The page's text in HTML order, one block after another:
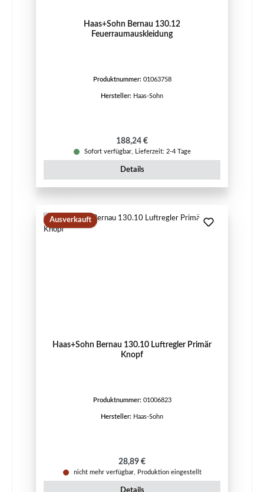
Haas+Sohn Bernau 130.12
Feuerraumauskleidung
Produktnummer: 01063758
Hersteller: Haas-Sohn
Regulärer Preis:
188,24 €
Sofort verfügbar, Lieferzeit: 2-4 Tage
Details
Ausverkauft
Haas+Sohn Bernau 130.10 Luftregler Primär
Knopf
Produktnummer: 01006823
Hersteller: Haas-Sohn
Regulärer Preis:
28,89 €
nicht mehr verfügbar, Produktion eingestellt
Details